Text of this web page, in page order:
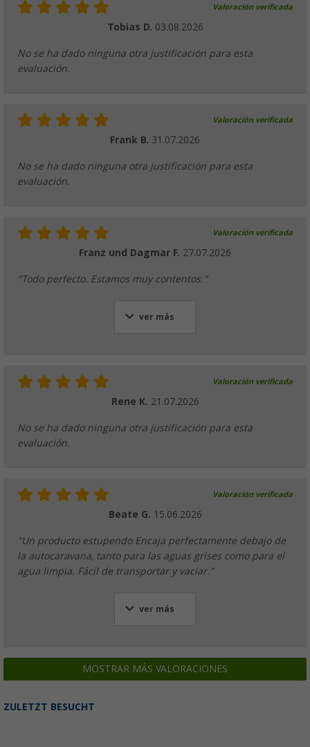
Valoración verificada
Tobias D. 03.08.2026
No se ha dado ninguna otra justificación para esta
evaluación.
Valoración verificada
Frank B. 31.07.2026
No se ha dado ninguna otra justificación para esta
evaluación.
Valoración verificada
Franz und Dagmar F. 27.07.2026
"Todo perfecto. Estamos muy contentos."
ver más
Valoración verificada
Rene K. 21.07.2026
No se ha dado ninguna otra justificación para esta
evaluación.
Valoración verificada
Beate G. 15.06.2026
"Un producto estupendo Encaja perfectamente debajo de
la autocaravana, tanto para las aguas grises como para el
agua limpia. Fácil de transportar y vaciar."
ver más
MOSTRAR MÁS VALORACIONES
ZULETZT BESUCHT